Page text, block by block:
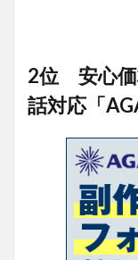
2位 安心価
話対応「